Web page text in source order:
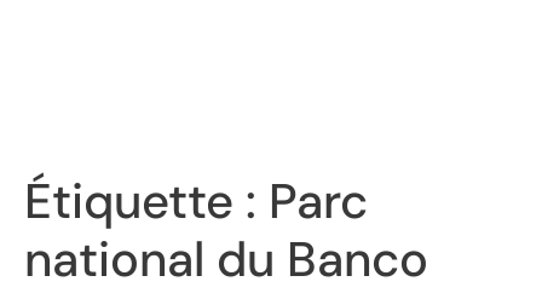
Étiquette : Parc
national du Banco